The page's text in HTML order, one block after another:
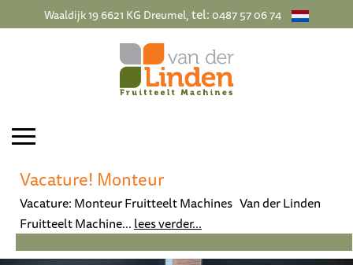
Waaldijk 19 6621 KG Dreumel, tel:0487 57 06 74
Vacature! Monteur
Vacature: Monteur Fruitteelt Machines Van der Linden
Fruitteelt Machine...lees verder...